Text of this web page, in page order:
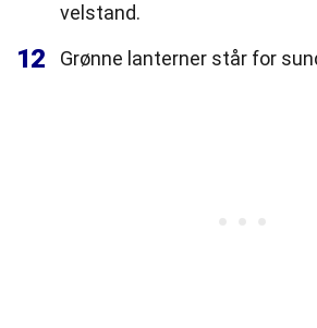
velstand.
12 Grønne lanterner står for